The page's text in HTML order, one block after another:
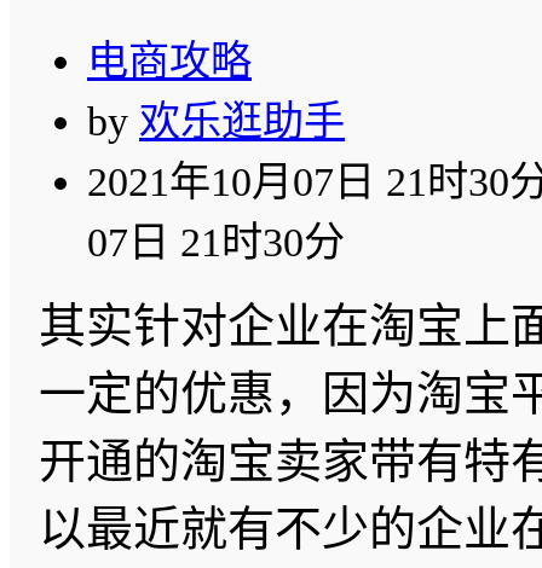
电商攻略
by 欢乐逛助手
2021年10月07日 21时30
07日 21时30分
其实针对企业在淘宝上
一定的优惠，因为淘宝
开通的淘宝卖家带有特
以最近就有不少的企业